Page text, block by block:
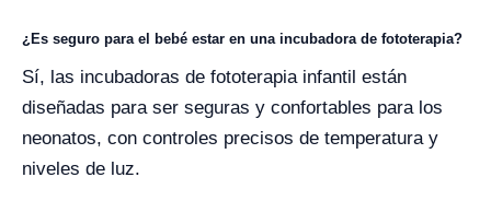
¿Es seguro para el bebé estar en una incubadora de fototerapia?
Sí, las incubadoras de fototerapia infantil están
diseñadas para ser seguras y confortables para los
neonatos, con controles precisos de temperatura y
niveles de luz.